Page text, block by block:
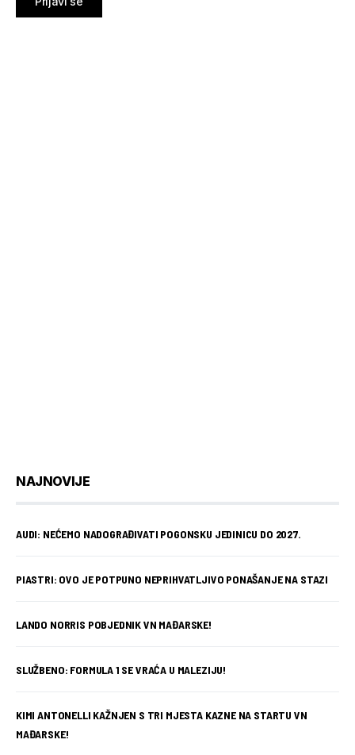
NAJNOVIJE
AUDI: NEĆEMO NADOGRAĐIVATI POGONSKU JEDINICU DO 2027.
PIASTRI: OVO JE POTPUNO NEPRIHVATLJIVO PONAŠANJE NA STAZI
LANDO NORRIS POBJEDNIK VN MAĐARSKE!
SLUŽBENO: FORMULA 1 SE VRAĆA U MALEZIJU!
KIMI ANTONELLI KAŽNJEN S TRI MJESTA KAZNE NA STARTU VN
MAĐARSKE!